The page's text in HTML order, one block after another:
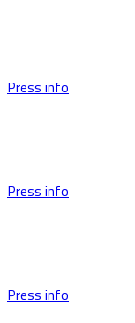
Press info
Press info
Press info